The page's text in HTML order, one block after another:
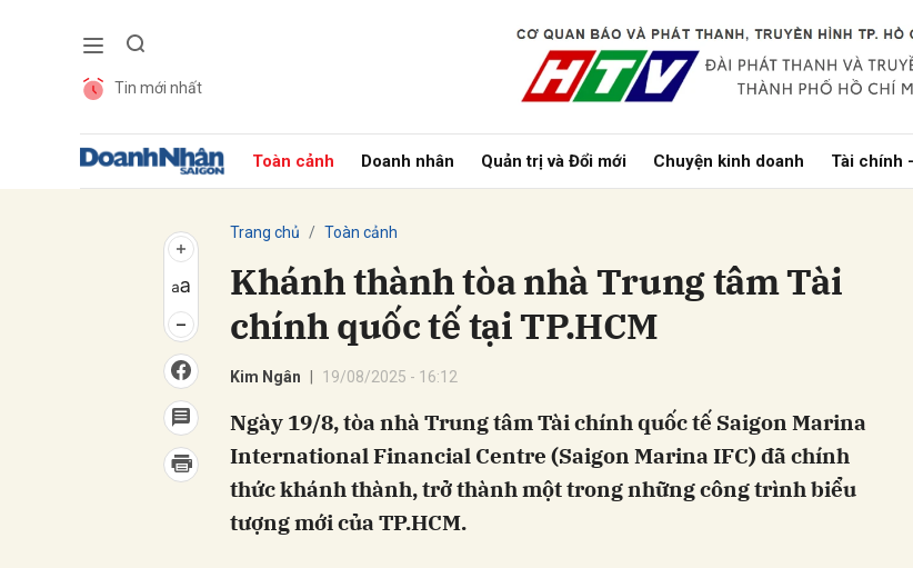
Tin mới nhất
Toàn cảnh Doanh nhân Quản trị và Đổi mới Chuyện kinh doanh Tài chính
Trang chủ Toàn cảnh
Khánh thành tòa nhà Trung tâm Tài
chính quốc tế tại TP.HCM
Kim Ngân 19/08/2025 - 16:12
Ngày 19/8, tòa nhà Trung tâm Tài chính quốc tế Saigon Marina
International Financial Centre (Saigon Marina IFC) đã chính
thức khánh thành, trở thành một trong những công trình biểu
tượng mới của TP.HCM.